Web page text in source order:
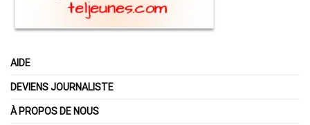
AIDE
DEVIENS JOURNALISTE
À PROPOS DE NOUS